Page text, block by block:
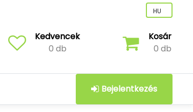
Kedvencek
0 db
Kosár
0 db
Bejelentkezés